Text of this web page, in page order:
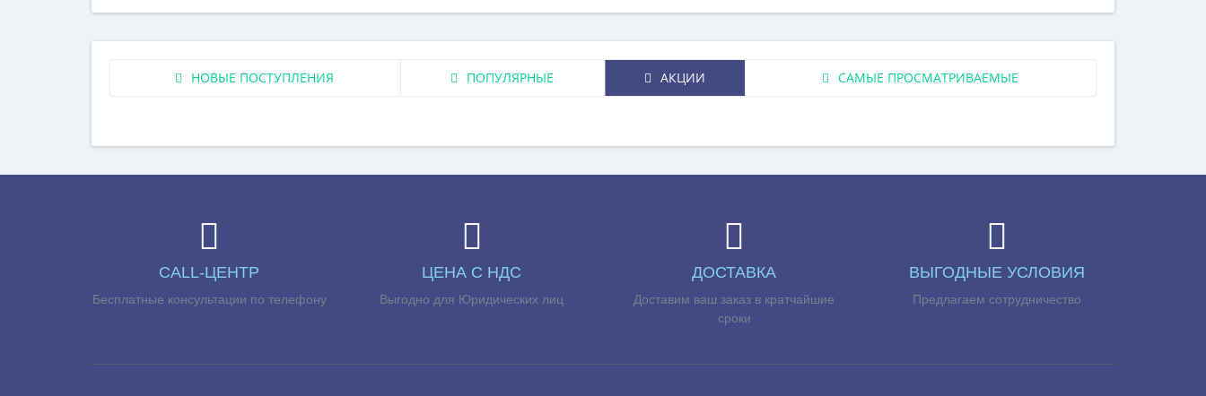
НОВЫЕ ПОСТУПЛЕНИЯ ПОПУЛЯРНЫЕ АКЦИИ САМЫЕ ПРОСМАТРИВАЕМЫЕ
CALL-ЦЕНТР
Бесплатные консультации по телефону
ЦЕНА С НДС
Выгодно для Юридических лиц
ДОСТАВКА
Доставим ваш заказ в кратчайшие
сроки
ВЫГОДНЫЕ УСЛОВИЯ
Предлагаем сотрудничество